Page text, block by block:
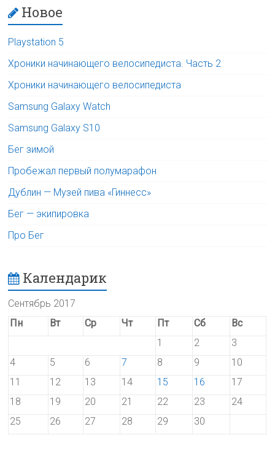
Новое
Playstation 5
Хроники начинающего велосипедиста. Часть 2
Хроники начинающего велосипедиста
Samsung Galaxy Watch
Samsung Galaxy S10
Бег зимой
Пробежал первый полумарафон
Дублин — Музей пива «Гиннесс»
Бег — экипировка
Про Бег
Календарик
Сентябрь 2017
Пн
Вт Ср Чт Пт Сб
Вс
1
2
3
4
5 6 7 8 9
10
11
12 13 14 15 16
17
18
19 20 21 22 23
24
25
26 27 28 29 30